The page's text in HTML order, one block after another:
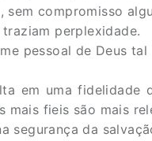
compromisso
traziam perplexidade.
pessoal de Deus
em uma
mais fieis são mais
segurança da